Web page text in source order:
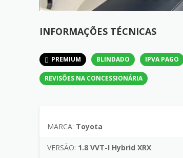
INFORMAÇÕES TÉCNICAS
PREMIUM BLINDADO IPVA PAGO
REVISÕES NA CONCESSIONÁRIA
MARCA: Toyota
VERSÃO: 1.8 VVT-I Hybrid XRX